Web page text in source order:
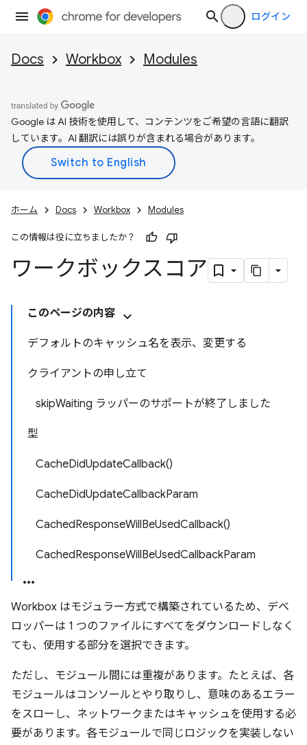
ログイン
Docs Workbox Modules
Google は AI 技術を使用して、コンテンツをご希望の言語に翻訳
しています。AI 翻訳には誤りが含まれる場合があります。
ホーム Docs Workbox Modules
この情報は役に立ちましたか？
ワークボックスコア
このページの内容
デフォルトのキャッシュ名を表示、変更する
クライアントの申し立て
skipWaiting ラッパーのサポートが終了しました
型
CacheDidUpdateCallback()
CacheDidUpdateCallbackParam
CachedResponseWillBeUsedCallback()
CachedResponseWillBeUsedCallbackParam
Workbox はモジュラー方式で構築されているため、デベ
ロッパーは 1 つのファイルにすべてをダウンロードしなく
ても、使用する部分を選択できます。
ただし、モジュール間には重複があります。たとえば、各
モジュールはコンソールとやり取りし、意味のあるエラー
をスローし、ネットワークまたはキャッシュを使用する必
要があります。各モジュールで同じロジックを実装しない